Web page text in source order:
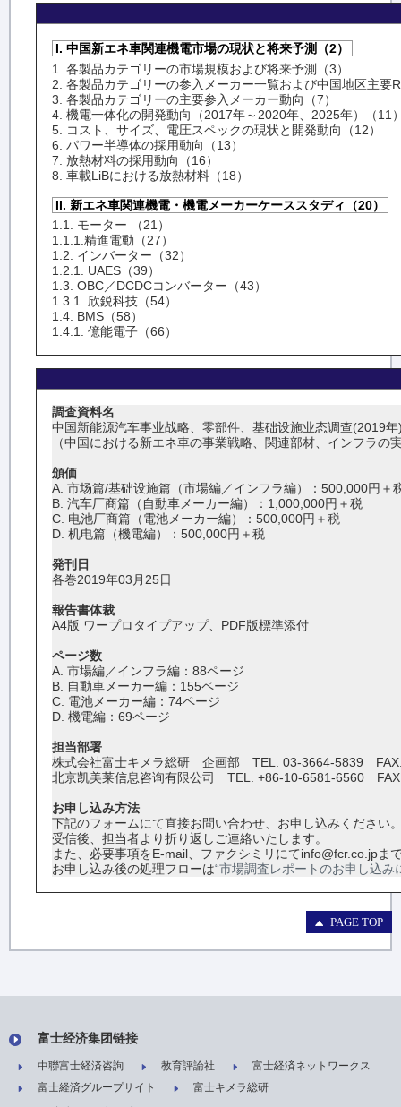
I. 中国新エネ車関連機電市場の現状と将来予測（2）
1. 各製品カテゴリーの市場規模および将来予測（3）
2. 各製品カテゴリーの参入メーカー一覧および中国地区主要
3. 各製品カテゴリーの主要参入メーカー動向（7）
4. 機電一体化の開発動向（2017年～2020年、2025年）（11
5. コスト、サイズ、電圧スペックの現状と開発動向（12）
6. パワー半導体の採用動向（13）
7. 放熱材料の採用動向（16）
8. 車載LiBにおける放熱材料（18）
II. 新エネ車関連機電・機電メーカーケーススタディ（20）
1.1. モーター （21）
1.1.1.精進電動（27）
1.2. インバーター（32）
1.2.1. UAES（39）
1.3. OBC／DCDCコンバーター（43）
1.3.1. 欣鋭科技（54）
1.4. BMS（58）
1.4.1. 億能電子（66）
調査資料名
中国新能源汽车事业战略、零部件、基础设施业态调查(2019年
（中国における新エネ車の事業戦略、関連部材、インフラの
頒価
A. 市场篇/基础设施篇（市場編／インフラ編）：500,000円＋
B. 汽车厂商篇（自動車メーカー編）：1,000,000円＋税
C. 电池厂商篇（電池メーカー編）：500,000円＋税
D. 机电篇（機電編）：500,000円＋税
発刊日
各巻2019年03月25日
報告書体裁
A4版 ワープロタイプアップ、PDF版標準添付
ページ数
A. 市場編／インフラ編：88ページ
B. 自動車メーカー編：155ページ
C. 電池メーカー編：74ページ
D. 機電編：69ページ
担当部署
株式会社富士キメラ総研 企画部 TEL. 03-3664-5839
北京凯美莱信息咨询有限公司 TEL. +86-10-6581-6560
お申し込み方法
下記のフォームにて直接お問い合わせ、お申し込みください
受信後、担当者より折り返しご連絡いたします。
また、必要事項をE-mail、ファクシミリにてinfo@fcr.co.jpま
お申し込み後の処理フローは“市場調査レポートのお申し込み
PAGE TOP
富士经济集团链接
中聯富士経済咨詢 教育評論社
富士経済ネットワークス
富士経済グループサイト
富士キメラ総研